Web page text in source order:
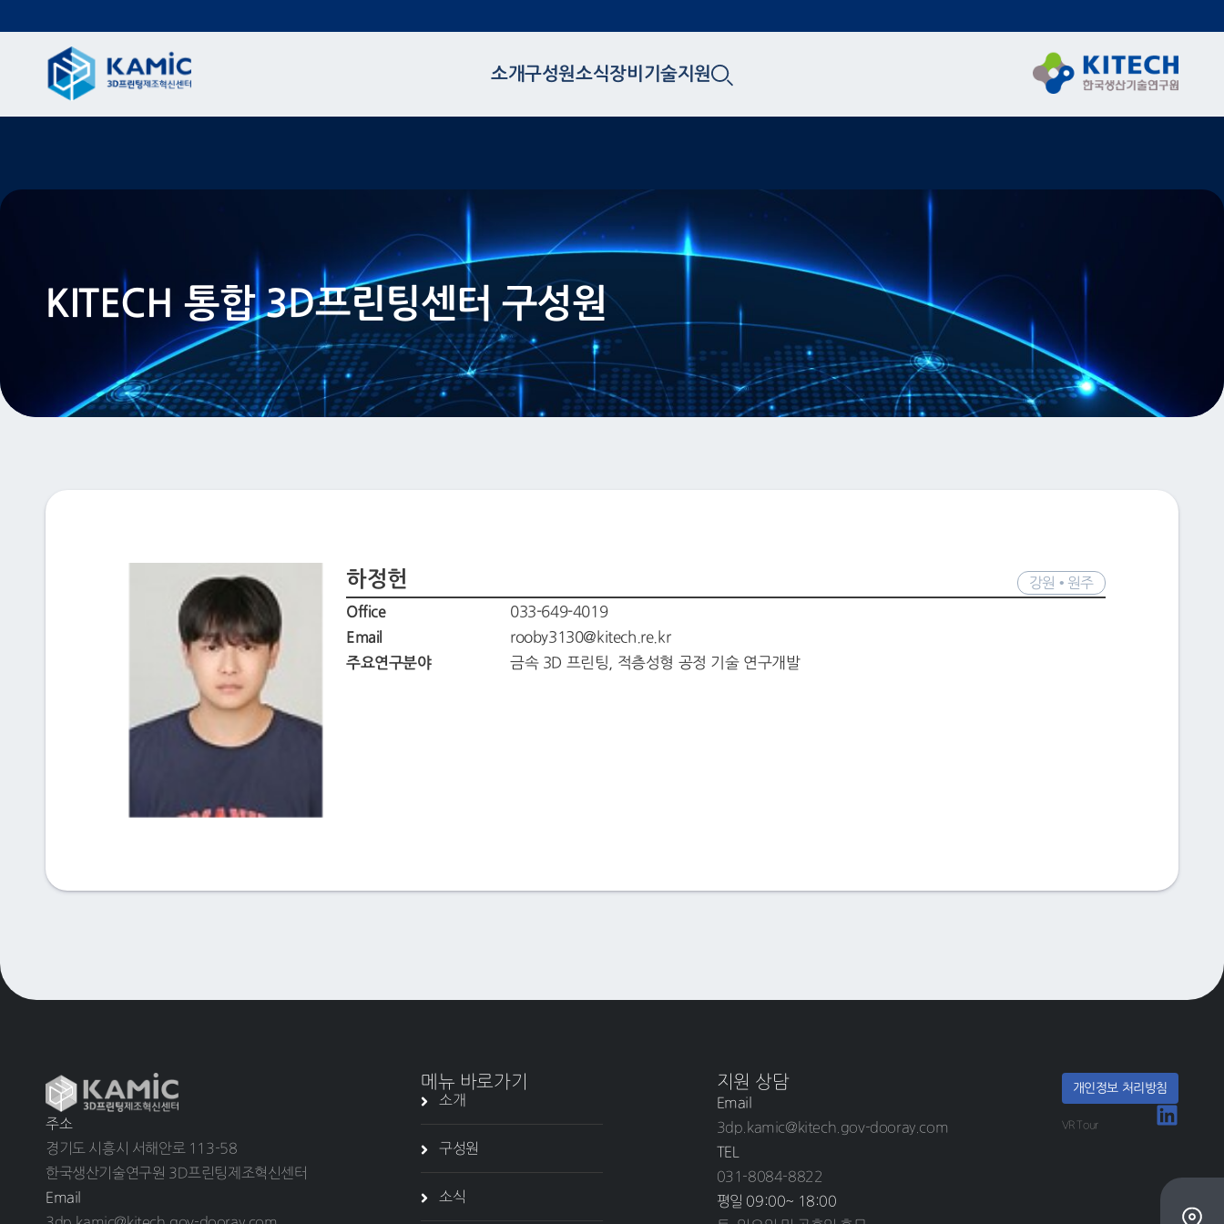
소개구성원소식장비 기술지원
KITECH 통합 3D프린팅센터 구성원
하정헌 강원 • 원주
Office 033-649-4019
Email rooby3130@kitech.re.kr
주요연구분야 금속 3D 프린팅, 적층성형 공정 기술 연구개발
주소
경기도 시흥시 서해안로 113-58
한국생산기술연구원 3D프린팅제조혁신센터
Email
메뉴 바로가기
소개
구성원
소식
지원 상담
Email
3dp.kamic@kitech.gov-dooray.com
TEL
031-8084-8822
평일 09:00~ 18:00
개인정보 처리방침
VR Tour